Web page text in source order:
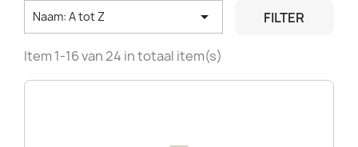
Naam: A tot Z  FILTER
Item 1-16 van 24 in totaal item(s)